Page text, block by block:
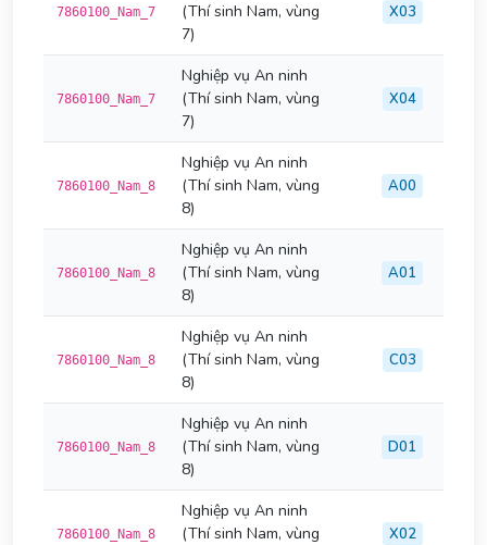
7860100_Nam_7
(Thí sinh Nam, vùng
7)
X03
7860100_Nam_7
Nghiệp vụ An ninh
(Thí sinh Nam, vùng
7)
X04
7860100_Nam_8
Nghiệp vụ An ninh
(Thí sinh Nam, vùng
8)
A00
7860100_Nam_8
Nghiệp vụ An ninh
(Thí sinh Nam, vùng
8)
A01
7860100_Nam_8
Nghiệp vụ An ninh
(Thí sinh Nam, vùng
8)
C03
7860100_Nam_8
Nghiệp vụ An ninh
(Thí sinh Nam, vùng
8)
D01
7860100_Nam_8
Nghiệp vụ An ninh
(Thí sinh Nam, vùng
X02